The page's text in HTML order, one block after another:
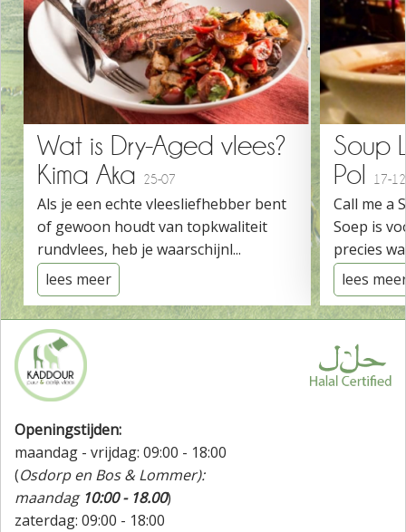
Wat is Dry-Aged vlees?
Kima Aka
25-07
Als je een echte vleesliefhebber bent
of gewoon houdt van topkwaliteit
rundvlees, heb je waarschijnl...
lees meer
Soup
Pol
17-12
Call me a
Soep is
precies
lees
Openingstijden:
maandag - vrijdag: 09:00 - 18:00
(Osdorp en Bos & Lommer):
maandag 10:00 - 18.00)
zaterdag: 09:00 - 18:00